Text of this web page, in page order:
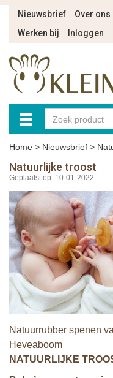
Nieuwsbrief Over ons
Werken bij
Inloggen
Home > Nieuwsbrief >
Natuurlijke troost
Geplaatst op: 10-01-2022
Natuurrubber spenen
Heveaboom
NATUURLIJKE